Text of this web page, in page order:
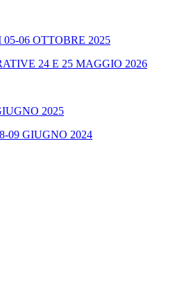
06 OTTOBRE 2025
24 E 25 MAGGIO 2026
2025
09 GIUGNO 2024